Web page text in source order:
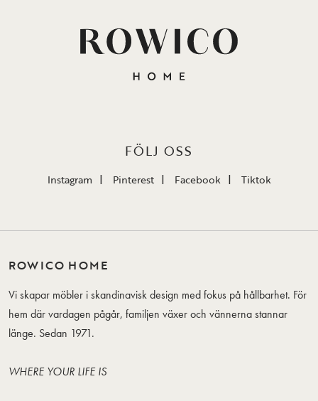
FÖLJ OSS
Instagram Pinterest Facebook Tiktok
ROWICO HOME
Vi skapar möbler i skandinavisk design med fokus på hållbarhet. För
hem där vardagen pågår, familjen växer och vännerna stannar
länge. Sedan 1971.
WHERE YOUR LIFE IS